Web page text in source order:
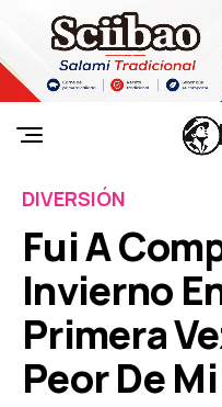
DIVERSIÓN
Fui A
Invierno
Primera
Peor De